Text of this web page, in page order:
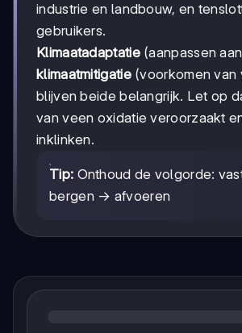
industrie en landbouw, en
gebruikers.
Klimaatadaptatie(aanpassen
klimaatmitigatie(voorkomen van
blijven beide belangrijk. Let op
van veen oxidatie veroorzaakt
inklinken.
Tip: Onthoud de volgorde:
bergen → afvoeren